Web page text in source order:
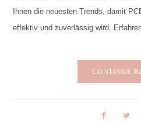
Ihnen die neuesten Trends, damit
effektiv und zuverlässig wird.
CONTINUE